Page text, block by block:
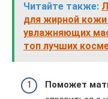
Читайте также:
для жирной
увлажняющих
топ лучших
Поможет